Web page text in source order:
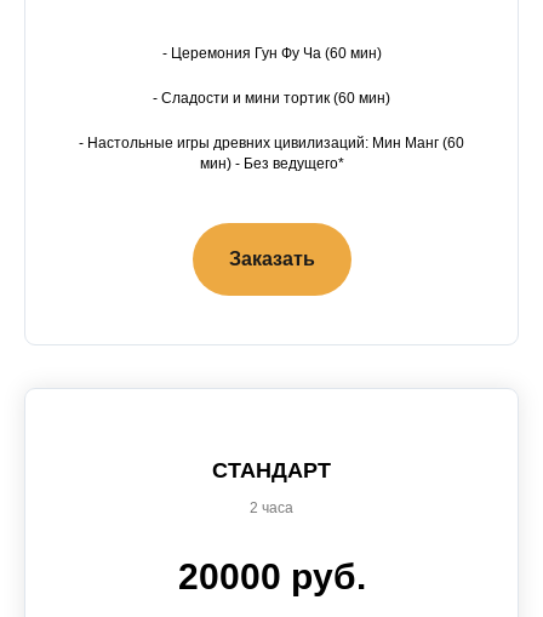
- Церемония Гун Фу Ча (60 мин)
- Сладости и мини тортик (60 мин)
- Настольные игры древних цивилизаций: Мин Манг (60
мин) - Без ведущего*
Заказать
СТАНДАРТ
2 часа
20000 руб.